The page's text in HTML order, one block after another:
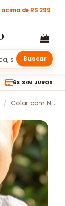
acima de R$ 299
Buscar
6X SEM JUROS
/ Colar com Nome de Âmbar Báltico Natural